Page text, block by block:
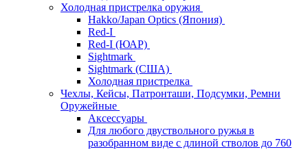
Холодная пристрелка оружия
Hakko/Japan Optics (Япония)
Red-I
Red-I (ЮАР)
Sightmark
Sightmark (США)
Холодная пристрелка
Чехлы, Кейсы, Патронташи, Подсумки, Ремни
Оружейные
Аксессуары
Для любого двуствольного ружья в
разобранном виде с длиной стволов до 760